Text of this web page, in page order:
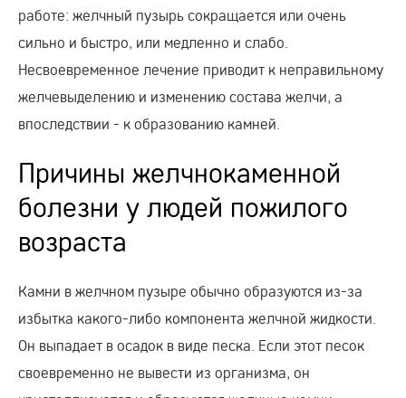
работе: желчный пузырь сокращается или очень
сильно и быстро, или медленно и слабо.
Несвоевременное лечение приводит к неправильному
желчевыделению и изменению состава желчи, а
впоследствии - к образованию камней.
Причины желчнокаменной
болезни у людей пожилого
возраста
Камни в желчном пузыре обычно образуются из-за
избытка какого-либо компонента желчной жидкости.
Он выпадает в осадок в виде песка. Если этот песок
своевременно не вывести из организма, он